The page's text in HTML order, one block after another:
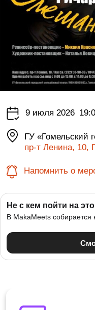
9 июля 2026
ГУ «Гомельский
пр-т Ленина, 10,
Напомнить о